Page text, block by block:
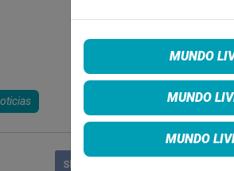
Share on Facebook
MUNDO
MUNDO
MUNDO